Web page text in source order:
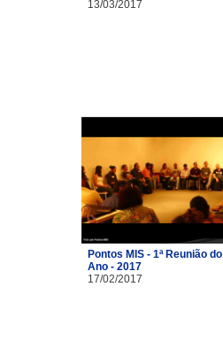
13/03/2017
Pontos MIS - 1ª Reunião do
Ano - 2017
17/02/2017